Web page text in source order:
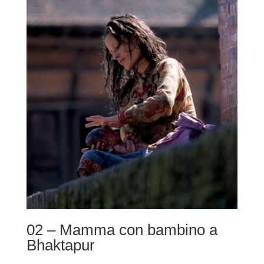
220,00 €
a
490,00 €
02 – Mamma con bambino a
Bhaktapur